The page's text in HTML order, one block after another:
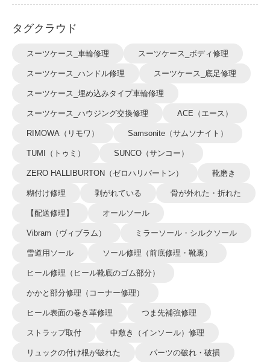
タグクラウド
スーツケース_車輪修理 スーツケース_ボディ修理
スーツケース_ハンドル修理 スーツケース_底足修理
スーツケース_埋め込みタイプ車輪修理
スーツケース_ハウジング交換修理 ACE（エース）
RIMOWA（リモワ） Samsonite（サムソナイト）
TUMI（トゥミ） SUNCO（サンコー）
ZERO HALLIBURTON（ゼロハリバートン） 靴磨き
糊付け修理 剥がれている 骨が外れた・折れた
【配送修理】 オールソール
Vibram（ヴィブラム） ミラーソール・シルクソール
雪道用ソール ソール修理（前底修理・靴裏）
ヒール修理（ヒール靴底のゴム部分）
かかと部分修理（コーナー修理）
ヒール表面の巻き革修理 つま先補強修理
ストラップ取付 中敷き（インソール）修理
リュックの付け根が破れた パーツの破れ・破損